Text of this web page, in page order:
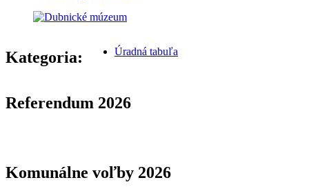
Kategoria: Úradná tabuľa
Referendum 2026
Komunálne voľby 2026